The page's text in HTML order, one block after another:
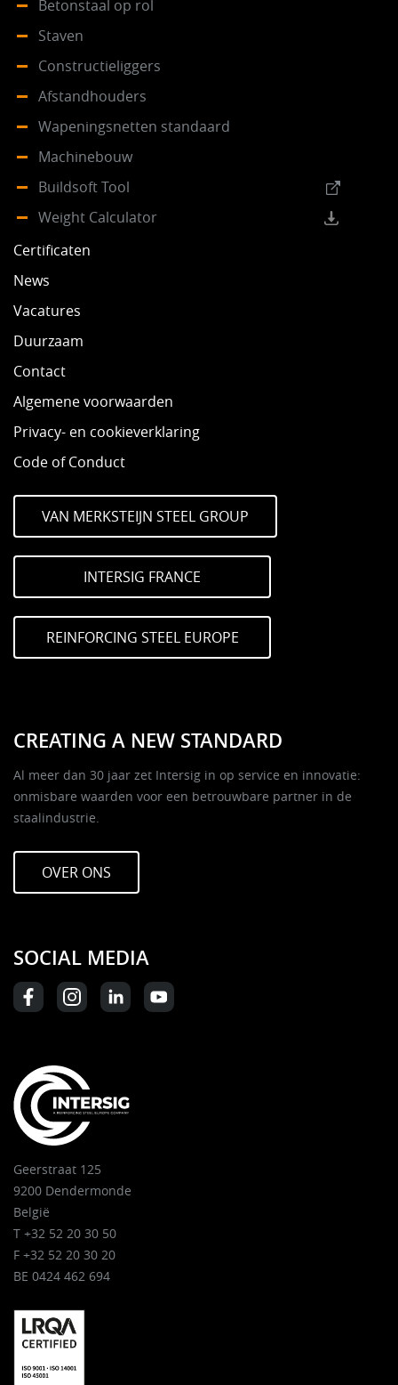
CONTACT
Betonstaal op rol
Staven
Constructieliggers
Afstandhouders
Wapeningsnetten standaard
Machinebouw
Buildsoft Tool
Weight Calculator
Certificaten
News
Vacatures
Duurzaam
Contact
Algemene voorwaarden
Privacy- en cookieverklaring
Code of Conduct
VAN MERKSTEIJN STEEL GROUP
INTERSIG FRANCE
REINFORCING STEEL EUROPE
CREATING A NEW STANDARD
Al meer dan 30 jaar zet Intersig in op service en innovatie:
onmisbare waarden voor een betrouwbare partner in de
staalindustrie.
OVER ONS
SOCIAL MEDIA
Geerstraat 125
9200 Dendermonde
België
T +32 52 20 30 50
F +32 52 20 30 20
BE 0424 462 694